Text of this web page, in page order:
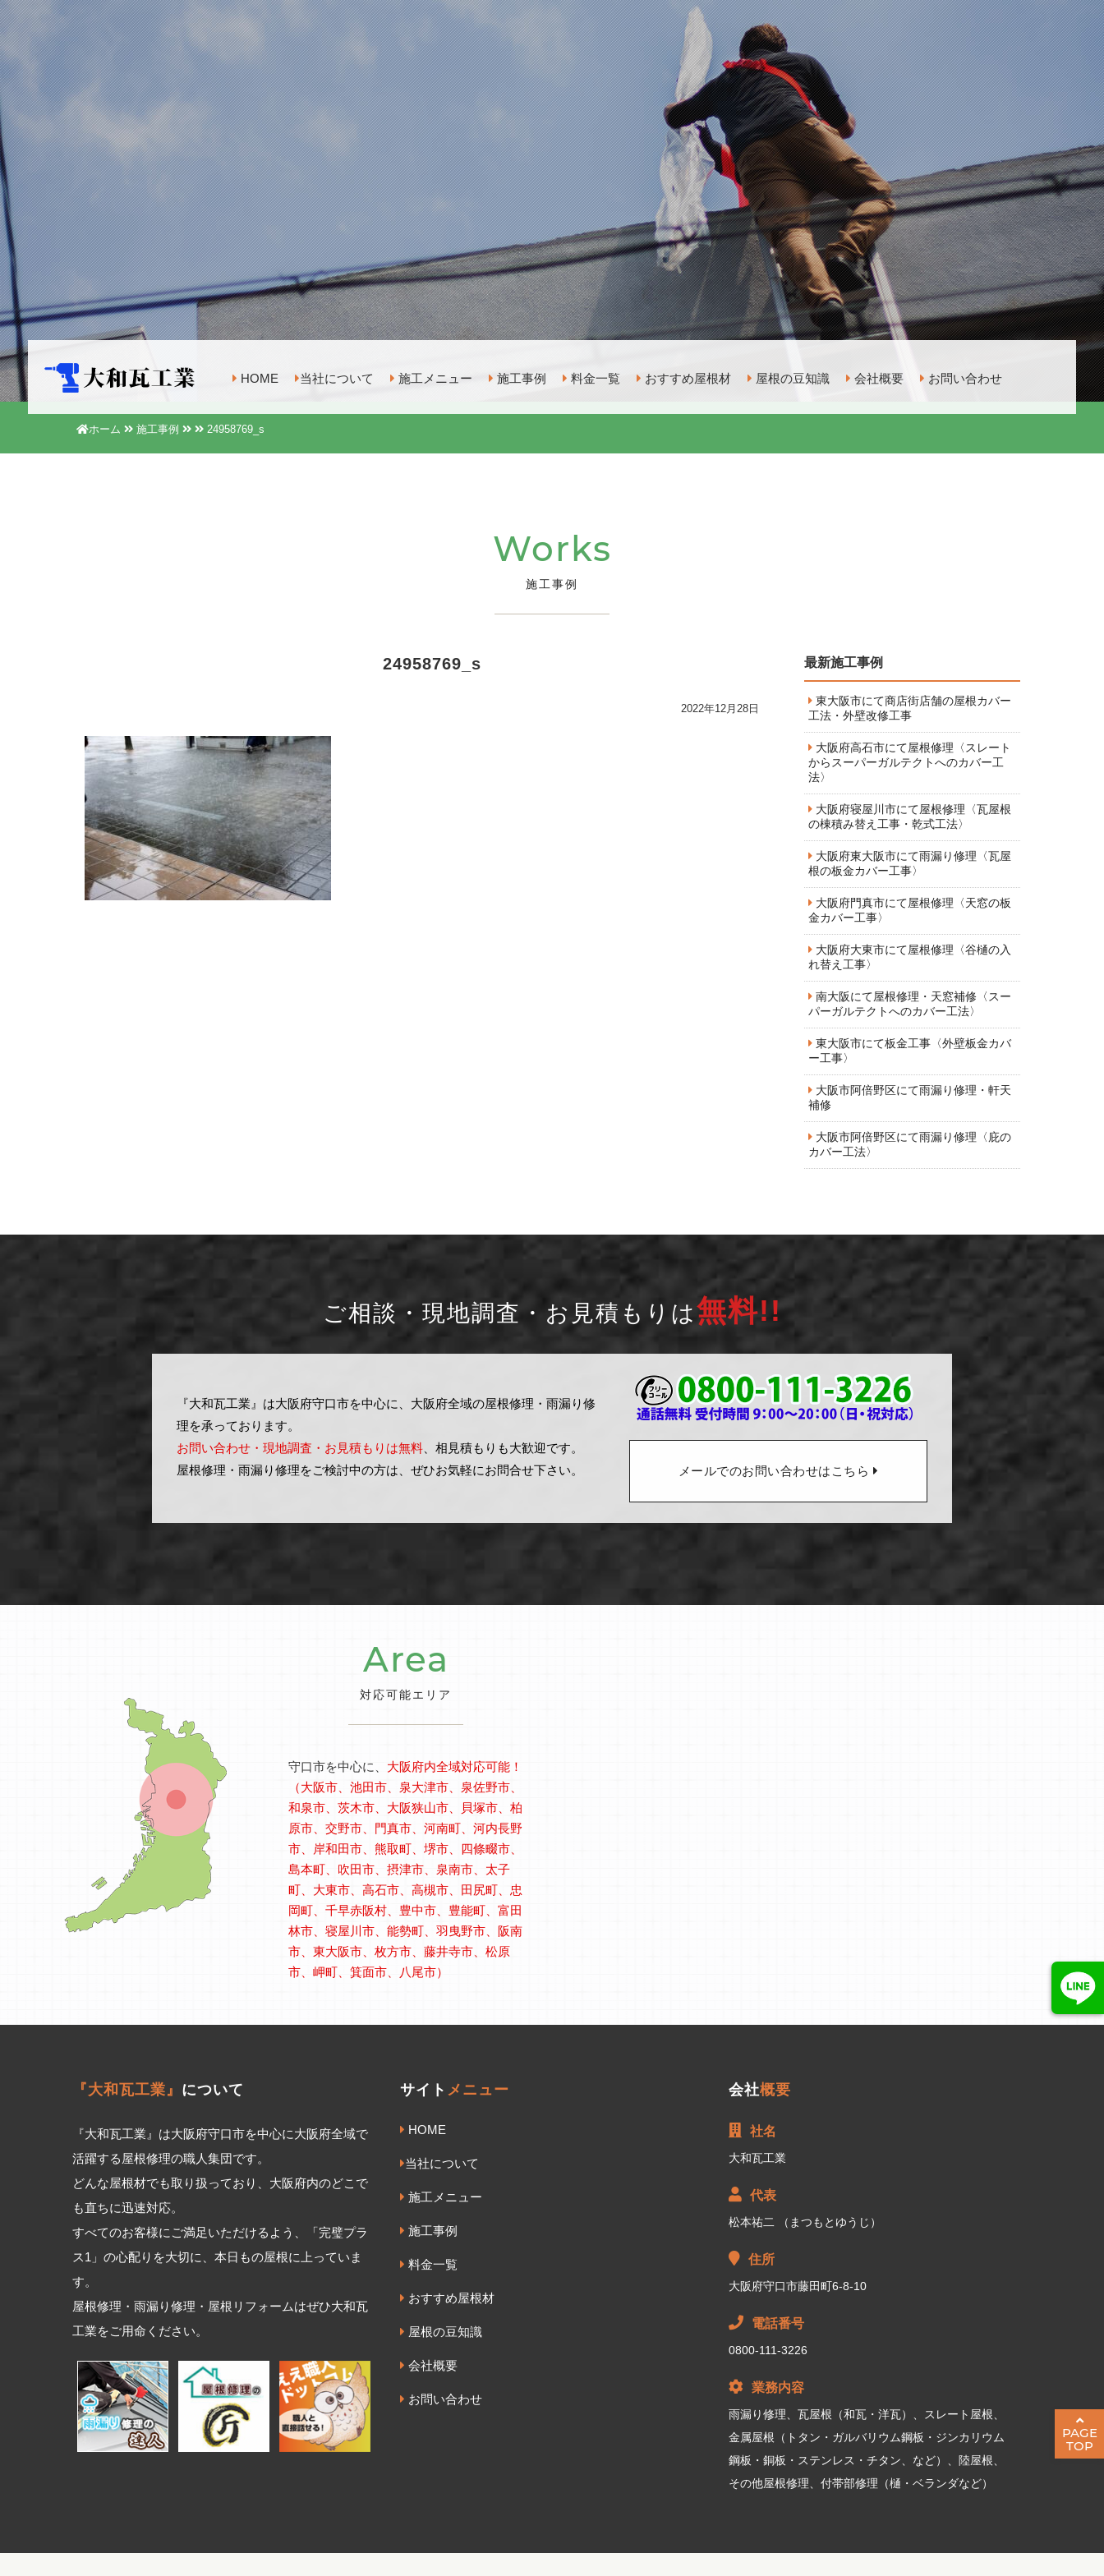
HOME 当社について 施工メニュー 施工事例 料金一覧 おすすめ屋根材 屋根の豆知識 会社概要 お問い合わせ
ホーム 施工事例 24958769_s
Works
施工事例
24958769_s
2022年12月28日
最新施工事例
東大阪市にて商店街店舗の屋根カバー
工法・外壁改修工事
大阪府高石市にて屋根修理〈スレート
からスーパーガルテクトへのカバー工
法〉
大阪府寝屋川市にて屋根修理〈瓦屋根
の棟積み替え工事・乾式工法〉
大阪府東大阪市にて雨漏り修理〈瓦屋
根の板金カバー工事〉
大阪府門真市にて屋根修理〈天窓の板
金カバー工事〉
大阪府大東市にて屋根修理〈谷樋の入
れ替え工事〉
南大阪にて屋根修理・天窓補修〈スー
パーガルテクトへのカバー工法〉
東大阪市にて板金工事〈外壁板金カバ
ー工事〉
大阪市阿倍野区にて雨漏り修理・軒天
補修
大阪市阿倍野区にて雨漏り修理〈庇の
カバー工法〉
ご相談・現地調査・お見積もりは無料!!
『大和瓦工業』は大阪府守口市を中心に、大阪府全域の屋根修理・雨漏り修
理を承っております。
お問い合わせ・現地調査・お見積もりは無料、相見積もりも大歓迎です。
屋根修理・雨漏り修理をご検討中の方は、ぜひお気軽にお問合せ下さい。
メールでのお問い合わせはこちら
Area
対応可能エリア
守口市を中心に、 大阪府内全域対応可能！
（大阪市、池田市、泉大津市、泉佐野市、
和泉市、茨木市、大阪狭山市、貝塚市、柏
原市、交野市、門真市、河南町、河内長野
市、岸和田市、熊取町、堺市、四條畷市、
島本町、吹田市、摂津市、泉南市、太子
町、大東市、高石市、高槻市、田尻町、忠
岡町、千早赤阪村、豊中市、豊能町、富田
林市、寝屋川市、能勢町、羽曳野市、阪南
市、東大阪市、枚方市、藤井寺市、松原
市、岬町、箕面市、八尾市）
PAGE
TOP
『大和瓦工業』 について
『大和瓦工業』は大阪府守口市を中心に大阪府全域で
活躍する屋根修理の職人集団です。
どんな屋根材でも取り扱っており、大阪府内のどこで
も直ちに迅速対応。
すべてのお客様にご満足いただけるよう、「完璧プラ
ス1」の心配りを大切に、本日もの屋根に上っていま
す。
屋根修理・雨漏り修理・屋根リフォームはぜひ大和瓦
工業をご用命ください。
サイト メニュー
HOME
当社について
施工メニュー
施工事例
料金一覧
おすすめ屋根材
屋根の豆知識
会社概要
お問い合わせ
会社概要
社名
大和瓦工業
代表
松本祐二 （まつもとゆうじ）
住所
大阪府守口市藤田町6-8-10
電話番号
0800-111-3226
業務内容
雨漏り修理、瓦屋根（和瓦・洋瓦）、スレート屋根、
金属屋根（トタン・ガルバリウム鋼板・ジンカリウム
鋼板・銅板・ステンレス・チタン、など）、陸屋根、
その他屋根修理、付帯部修理（樋・ベランダなど）